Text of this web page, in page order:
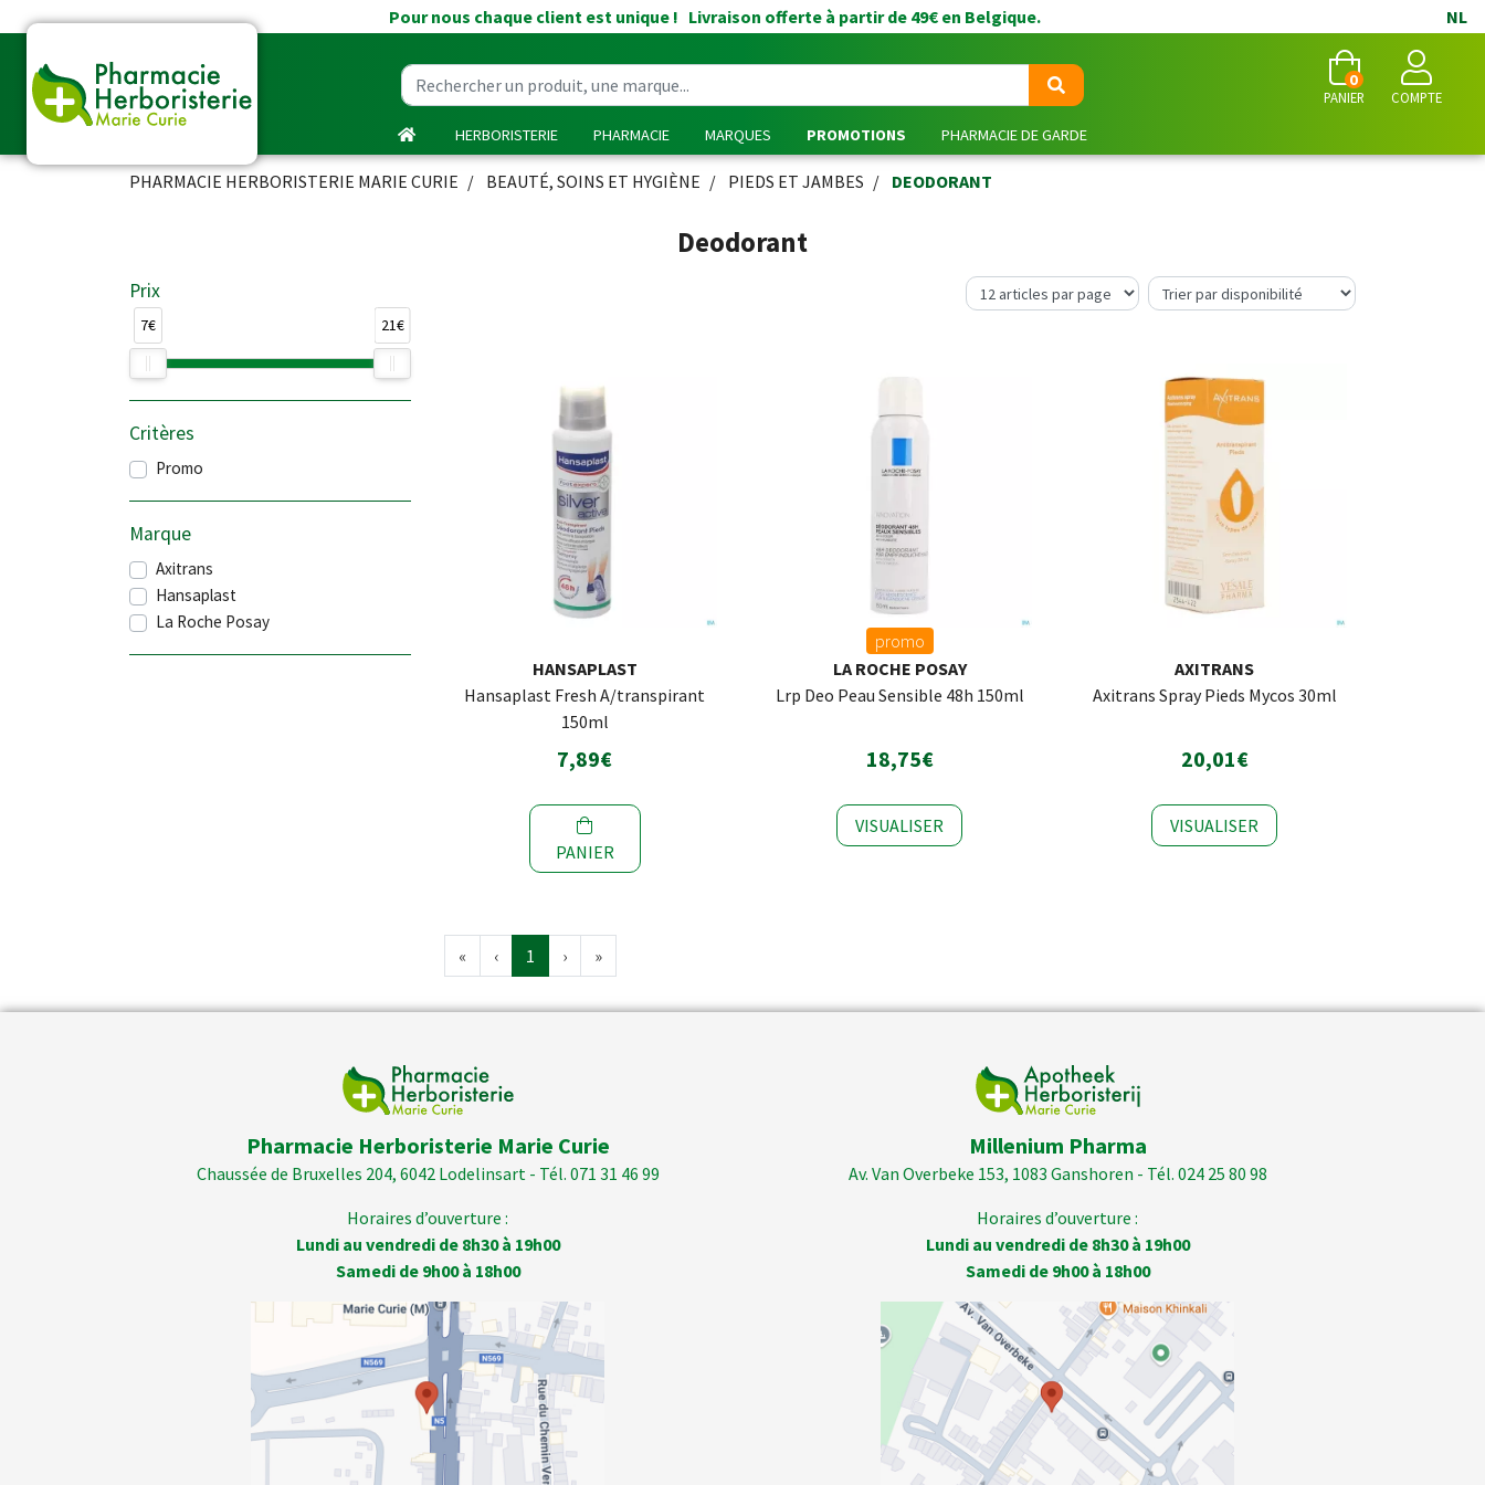
Pour nous chaque client est unique ! Livraison offerte à partir de 49€ en Belgique. NL
PANIER
0
COMPTE
HERBORISTERIE PHARMACIE MARQUES PROMOTIONS PHARMACIE DE GARDE
PHARMACIE HERBORISTERIE MARIE CURIE BEAUTÉ, SOINS ET HYGIÈNE PIEDS ET JAMBES DEODORANT
Deodorant
Prix
7€ 21€
Critères
Promo
Marque
Axitrans
Hansaplast
La Roche Posay
HANSAPLAST
Hansaplast Fresh A/transpirant
150ml
7,89€
PANIER
promo
LA ROCHE POSAY
Lrp Deo Peau Sensible 48h 150ml
18,75€
VISUALISER
AXITRANS
Axitrans Spray Pieds Mycos 30ml
20,01€
VISUALISER
« ‹ 1 › »
Pharmacie Herboristerie Marie Curie
Chaussée de Bruxelles 204, 6042 Lodelinsart - Tél. 071 31 46 99
Horaires d’ouverture :
Lundi au vendredi de 8h30 à 19h00
Samedi de 9h00 à 18h00
Millenium Pharma
Av. Van Overbeke 153, 1083 Ganshoren - Tél. 024 25 80 98
Horaires d’ouverture :
Lundi au vendredi de 8h30 à 19h00
Samedi de 9h00 à 18h00